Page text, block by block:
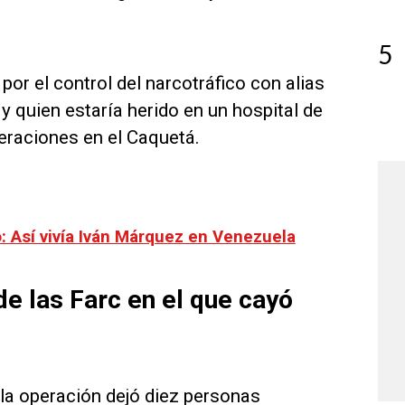
el control del narcotráfico con alias
quien estaría herido en un hospital de
en el Caquetá.
Así vivía Iván Márquez en Venezuela
las Farc en el que cayó
operación dejó diez personas
5